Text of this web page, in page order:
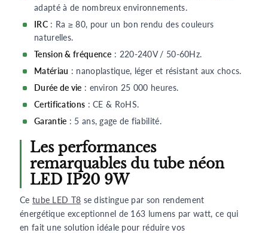
adapté à de nombreux environnements.
IRC: Ra ≥ 80, pour un bon rendu des couleurs
naturelles.
Tension & fréquence : 220-240V / 50-60Hz.
Matériau : nanoplastique, léger et résistant aux chocs.
Durée de vie : environ 25 000 heures.
Certifications : CE & RoHS.
Garantie : 5 ans, gage de fiabilité.
Les performances
remarquables du tube néon
LED IP20 9W
Ce tube LED T8 se distingue par son rendement
énergétique exceptionnel de 163 lumens par watt, ce qui
en fait une solution idéale pour réduire vos